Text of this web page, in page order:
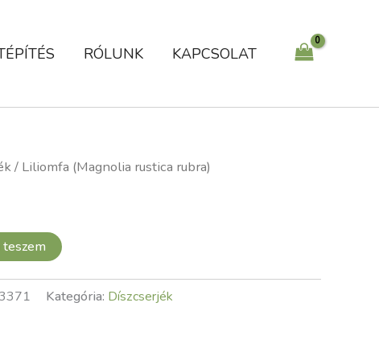
RÓLUNK KAPCSOLAT
/ Liliomfa (Magnolia rustica rubra)
teszem
Kategória: Díszcserjék